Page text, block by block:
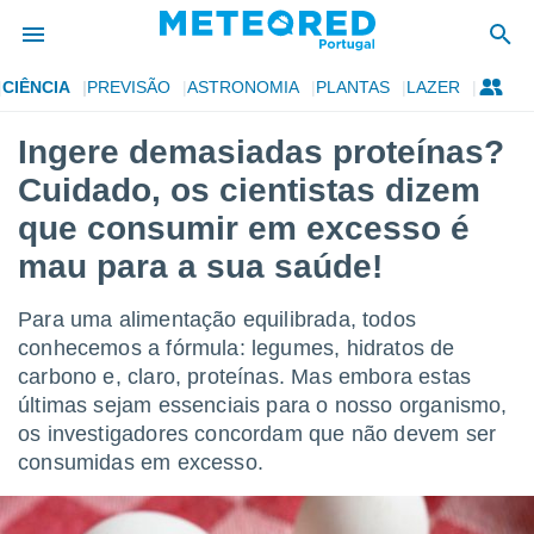
da
foi
para
as
fornecidas
a este
das
e
forma
digital
CIÊNCIA PREVISÃO ASTRONOMIA PLANTAS LAZER
Ingere demasiadas proteínas?
Cuidado, os cientistas dizem
que consumir em excesso é
mau para a sua saúde!
Para uma alimentação equilibrada, todos
conhecemos a fórmula: legumes, hidratos de
carbono e, claro, proteínas. Mas embora estas
últimas sejam essenciais para o nosso organismo,
os investigadores concordam que não devem ser
consumidas em excesso.